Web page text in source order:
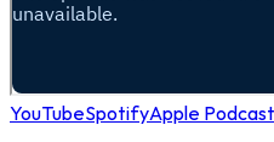
YouTubeSpotifyApple